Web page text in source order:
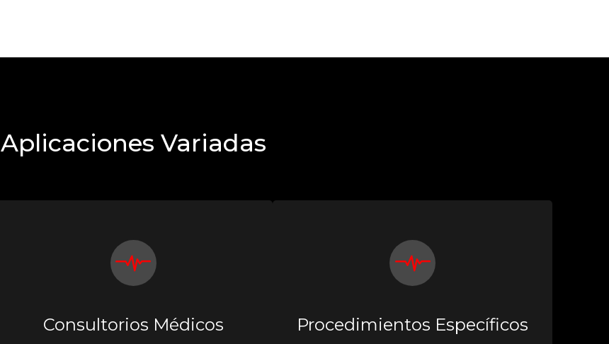
Aplicaciones Variadas
Consultorios Médicos Procedimientos Específicos